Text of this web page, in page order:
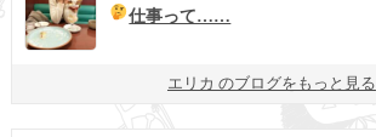
仕事って……
エリカ のブログをもっと見る